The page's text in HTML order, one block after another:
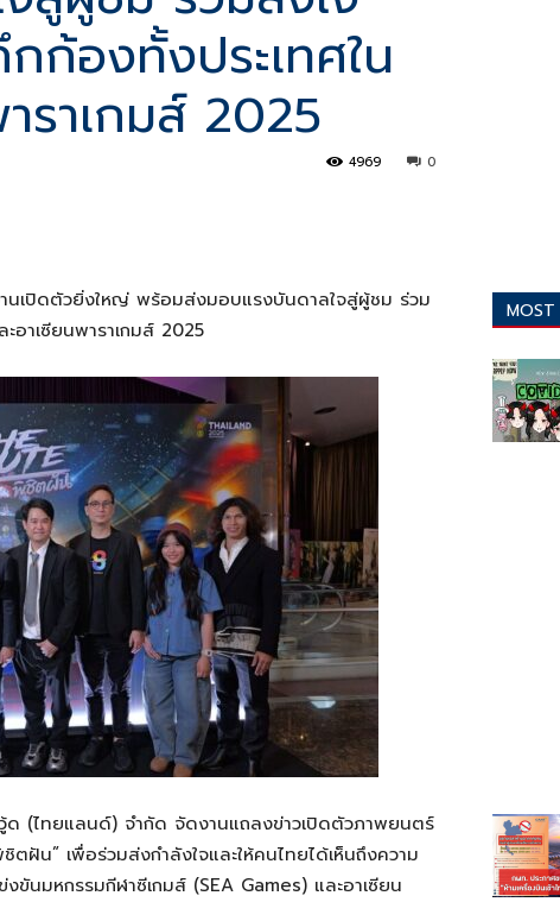
ก้องทั้งประเทศใน
ราเกมส์ 2025
0
4969
เปิดตัวยิ่งใหญ่ พร้อมส่งมอบแรงบันดาลใจสู่ผู้ชม ร่วม
ะอาเซียนพาราเกมส์ 2025
ด (ไทยแลนด์) จำกัด จัดงานแถลงข่าวเปิดตัวภาพยนตร์
ฝัน” เพื่อร่วมส่งกำลังใจและให้คนไทยได้เห็นถึงความ
นมหกรรมกีฬาซีเกมส์ (SEA Games) และอาเซียน
MOST